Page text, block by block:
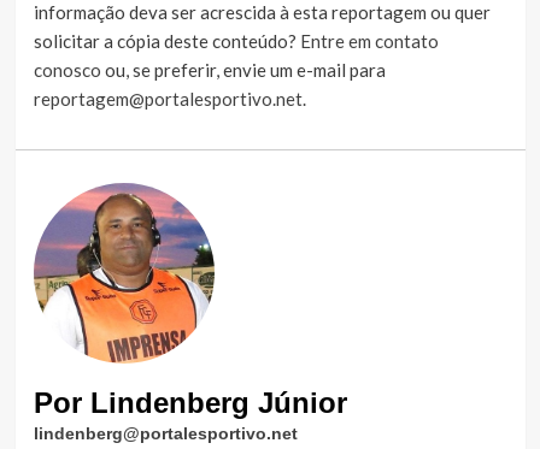
informação deva ser acrescida à esta reportagem ou quer
solicitar a cópia deste conteúdo? Entre em contato
conosco ou, se preferir, envie um e-mail para
reportagem@portalesportivo.net.
Por Lindenberg Júnior
lindenberg@portalesportivo.net